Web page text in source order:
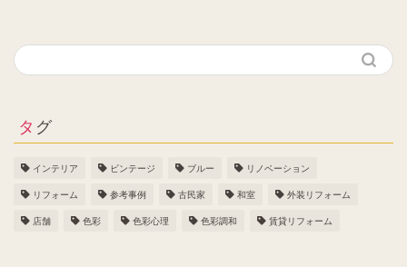
タグ
インテリア ビンテージ ブルー リノベーション
リフォーム 参考事例 古民家 和室 外装リフォーム
店舗 色彩 色彩心理 色彩調和 賃貸リフォーム